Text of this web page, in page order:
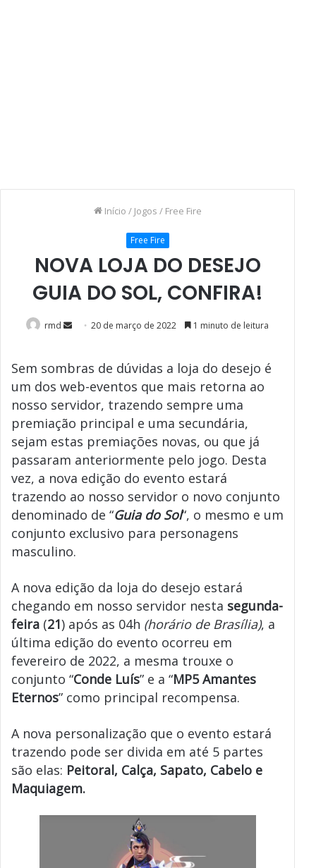
Início / Jogos / Free Fire
Free Fire
NOVA LOJA DO DESEJO
GUIA DO SOL, CONFIRA!
rmd
Mande
mail
20 de março de 2022 1 minuto de leitura
Sem sombras de dúvidas a loja do desejo é
um dos web-eventos que mais retorna ao
nosso servidor, trazendo sempre uma
premiação principal e uma secundária,
sejam estas premiações novas, ou que já
passaram anteriormente pelo jogo. Desta
vez, a nova edição do evento estará
trazendo ao nosso servidor o novo conjunto
denominado de “Guia do Sol“, o mesmo e um
conjunto exclusivo para personagens
masculino.
A nova edição da loja do desejo estará
chegando em nosso servidor nesta segunda-
feira (21) após as 04h (horário de Brasília), a
última edição do evento ocorreu em
fevereiro de 2022, a mesma trouxe o
conjunto “Conde Luís” e a “MP5 Amantes
Eternos” como principal recompensa.
A nova personalização que o evento estará
trazendo pode ser divida em até 5 partes
são elas: Peitoral, Calça, Sapato, Cabelo e
Maquiagem.